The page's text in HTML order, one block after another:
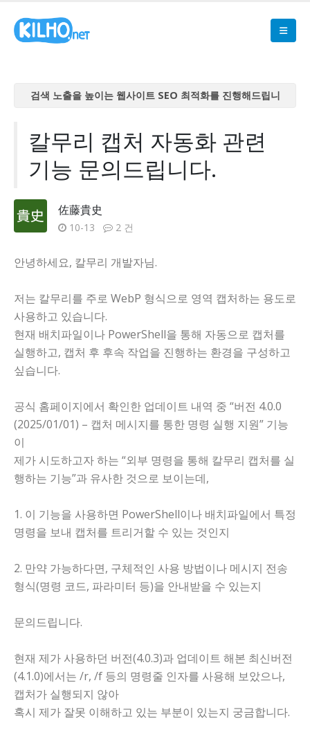
검색 노출을 높이는 웹사이트 SEO 최적화를 진행해드립니
검색 노출을 높이는 웹사이트 SEO 최적화를 진행해드립니
다
검색 노출을 높이는 웹사이트 SEO 최적화를 진행해드립니
다
검색 노출을 높이는 웹사이트 SEO 최적화를 진행해드립니
다
칼무리 캡처 자동화 관련
기능 문의드립니다.
佐藤貴史
10-13 2 건
안녕하세요, 칼무리 개발자님.
저는 칼무리를 주로 WebP 형식으로 영역 캡처하는 용도로
사용하고 있습니다.
현재 배치파일이나 PowerShell을 통해 자동으로 캡처를
실행하고, 캡처 후 후속 작업을 진행하는 환경을 구성하고
싶습니다.
공식 홈페이지에서 확인한 업데이트 내역 중 “버전 4.0.0
(2025/01/01) – 캡처 메시지를 통한 명령 실행 지원” 기능
이
제가 시도하고자 하는 “외부 명령을 통해 칼무리 캡처를 실
행하는 기능”과 유사한 것으로 보이는데,
1. 이 기능을 사용하면 PowerShell이나 배치파일에서 특정
명령을 보내 캡처를 트리거할 수 있는 것인지
2. 만약 가능하다면, 구체적인 사용 방법이나 메시지 전송
형식(명령 코드, 파라미터 등)을 안내받을 수 있는지
문의드립니다.
현재 제가 사용하던 버전(4.0.3)과 업데이트 해본 최신버전
(4.1.0)에서는 /r, /f 등의 명령줄 인자를 사용해 보았으나,
캡처가 실행되지 않아
혹시 제가 잘못 이해하고 있는 부분이 있는지 궁금합니다.